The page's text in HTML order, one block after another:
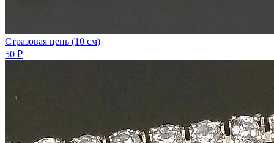
Стразовая цепь (10 см)
50 ₽